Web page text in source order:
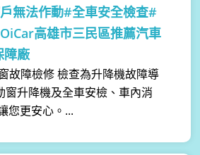
無法作動#全車安全檢查#
高雄市三民區推薦汽車
障廠
故障檢修 檢查為升降機故障導
窗升降機及全車安檢、車內消
您更安心。...